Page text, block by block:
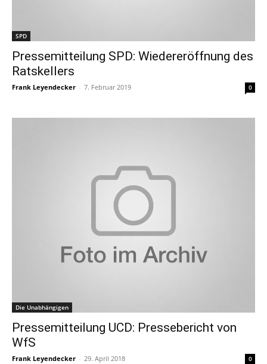
SPD
Pressemitteilung SPD: Wiedereröffnung des
Ratskellers
Frank Leyendecker - 7. Februar 2019 0
Die Unabhängigen
Pressemitteilung UCD: Pressebericht von
WfS
Frank Leyendecker - 29. April 2018 0